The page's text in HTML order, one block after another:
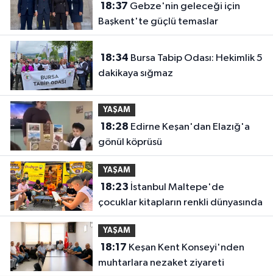
18:37
Başkent'te güçlü temaslar
18:34
dakikaya sığmaz
YAŞAM
18:28
gönül köprüsü
YAŞAM
18:23
çocuklar kitapların renkli dünyasında
YAŞAM
18:17
muhtarlara nezaket ziyareti